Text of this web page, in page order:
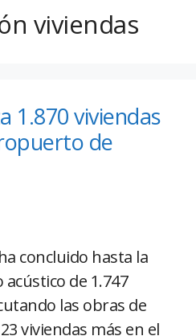
viviendas
1.870 viviendas
de
concluido hasta la
de 1.747
las obras de
viviendas más en el